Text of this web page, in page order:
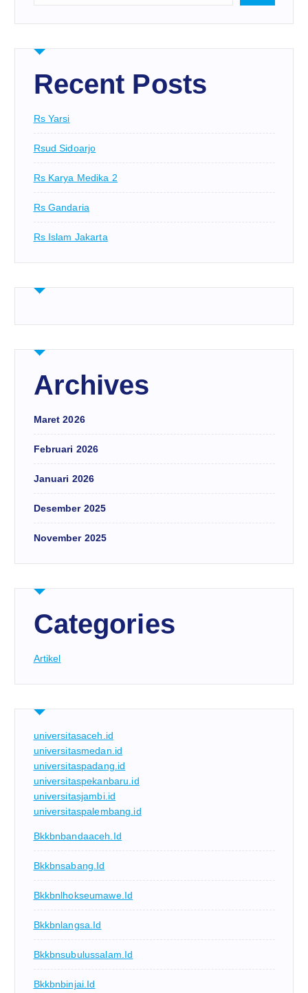
Recent Posts
Rs Yarsi
Rsud Sidoarjo
Rs Karya Medika 2
Rs Gandaria
Rs Islam Jakarta
Archives
Maret 2026
Februari 2026
Januari 2026
Desember 2025
November 2025
Categories
Artikel
universitasaceh.id
universitasmedan.id
universitaspadang.id
universitaspekanbaru.id
universitasjambi.id
universitaspalembang.id
Bkkbnbandaaceh.id
Bkkbnsabang.id
Bkkbnlhokseumawe.id
Bkkbnlangsa.id
Bkkbnsubulussalam.id
Bkkbnbinjai.id